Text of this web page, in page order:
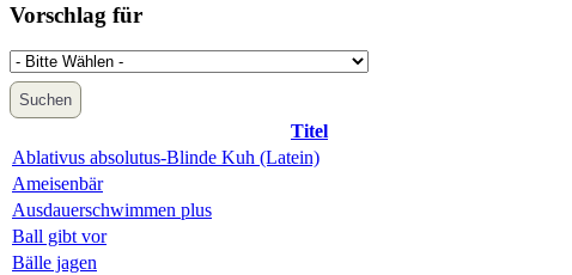
Vorschlag für
Suchen
Titel
Ablativus absolutus-Blinde Kuh (Latein)
Ameisenbär
Ausdauerschwimmen plus
Ball gibt vor
Bälle jagen